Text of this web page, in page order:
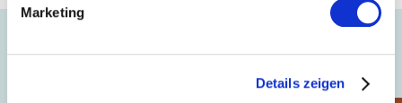
Marketing
Details zeigen
Auch interessant ...